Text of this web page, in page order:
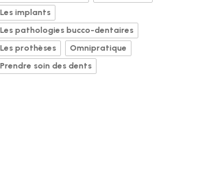
Les implants
Les pathologies bucco-dentaires
Les prothèses
Omnipratique
Prendre soin des dents